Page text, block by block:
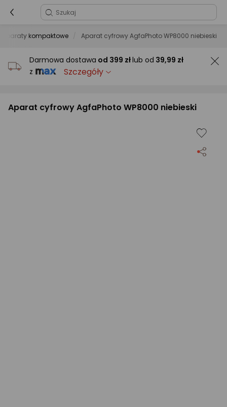
Aparaty kompaktowe Aparat cyfrowy AgfaPhoto WP8000 niebieski
Darmowa dostawa od 399 złlub od 39,99 zł
z
Szczegóły
Aparat cyfrowy AgfaPhoto WP8000 niebieski